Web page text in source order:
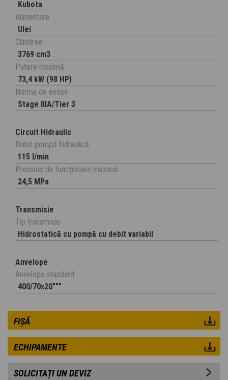
Kubota
Alimentare
Ulei
Cilindree
3769 cm3
Putere maximă
73,4 kW (98 HP)
Norma de emisii
Stage IIIA/Tier 3
Circuit Hidraulic
Debit pompă hidraulică
115 l/min
Presiune de funcționare maximă
24,5 MPa
Transmisie
Tip transmisie
Hidrostatică cu pompă cu debit variabil
Anvelope
Anvelope standard
400/70x20"""
FIȘĂ
ECHIPAMENTE
SOLICITAȚI UN DEVIZ